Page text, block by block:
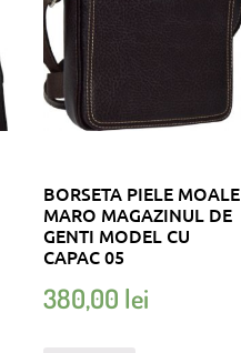
BORSETA PIELE MOALE
MARO MAGAZINUL DE
GENTI MODEL CU
CAPAC 05
380,00 lei